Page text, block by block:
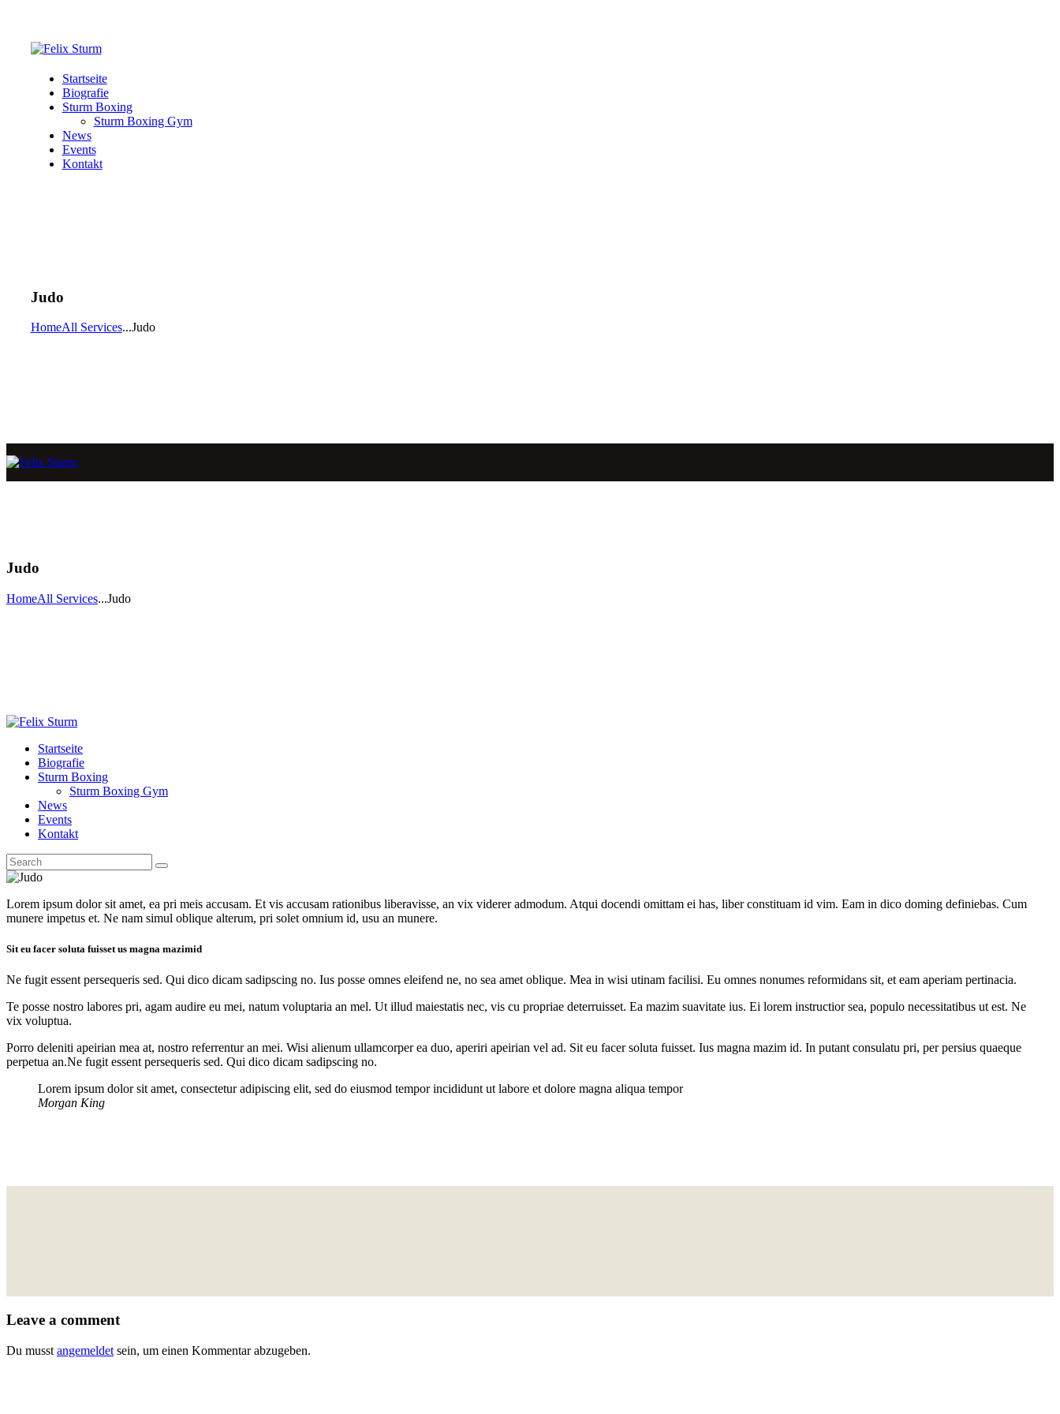
Startseite
Biografie
Sturm Boxing
Sturm Boxing Gym
News
Events
Kontakt
Judo
HomeAll Services...Judo
Judo
HomeAll Services...Judo
Startseite
Biografie
Sturm Boxing
Sturm Boxing Gym
News
Events
Kontakt
Lorem ipsum dolor sit amet, ea pri meis accusam. Et vis accusam rationibus liberavisse, an vix viderer admodum. Atqui docendi omittam ei has, liber constituam id vim. Eam in dico doming definiebas. Cum
munere impetus et. Ne nam simul oblique alterum, pri solet omnium id, usu an munere.
Sit eu facer soluta fuisset us magna mazimid
Ne fugit essent persequeris sed. Qui dico dicam sadipscing no. Ius posse omnes eleifend ne, no sea amet oblique. Mea in wisi utinam facilisi. Eu omnes nonumes reformidans sit, et eam aperiam pertinacia.
Te posse nostro labores pri, agam audire eu mei, natum voluptaria an mel. Ut illud maiestatis nec, vis cu propriae deterruisset. Ea mazim suavitate ius. Ei lorem instructior sea, populo necessitatibus ut est. Ne
vix voluptua.
Porro deleniti apeirian mea at, nostro referrentur an mei. Wisi alienum ullamcorper ea duo, aperiri apeirian vel ad. Sit eu facer soluta fuisset. Ius magna mazim id. In putant consulatu pri, per persius quaeque
perpetua an.Ne fugit essent persequeris sed. Qui dico dicam sadipscing no.
Lorem ipsum dolor sit amet, consectetur adipiscing elit, sed do eiusmod tempor incididunt ut labore et dolore magna aliqua tempor
Morgan King
Leave a comment
Du musst angemeldet sein, um einen Kommentar abzugeben.